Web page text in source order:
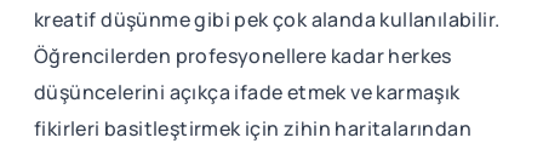
kreatif düşünme gibi pek çok alanda kullanılabilir.
Öğrencilerden profesyonellere kadar herkes
düşüncelerini açıkça ifade etmek ve karmaşık
fikirleri basitleştirmek için zihin haritalarından